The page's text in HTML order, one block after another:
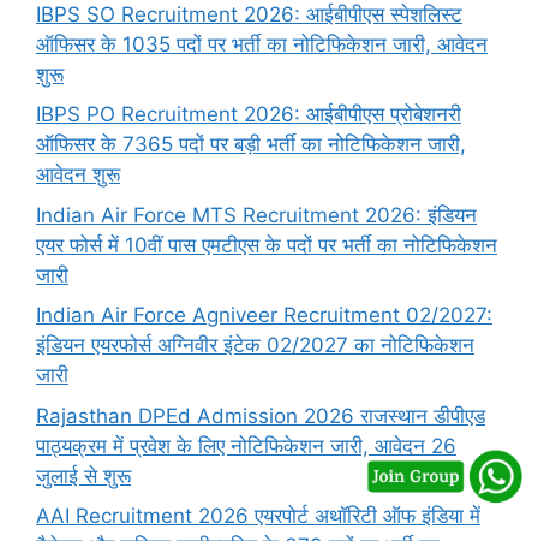
IBPS SO Recruitment 2026: आईबीपीएस स्पेशलिस्ट
ऑफिसर के 1035 पदों पर भर्ती का नोटिफिकेशन जारी, आवेदन
शुरू
IBPS PO Recruitment 2026: आईबीपीएस प्रोबेशनरी
ऑफिसर के 7365 पदों पर बड़ी भर्ती का नोटिफिकेशन जारी,
आवेदन शुरू
Indian Air Force MTS Recruitment 2026: इंडियन
एयर फोर्स में 10वीं पास एमटीएस के पदों पर भर्ती का नोटिफिकेशन
जारी
Indian Air Force Agniveer Recruitment 02/2027:
इंडियन एयरफोर्स अग्निवीर इंटेक 02/2027 का नोटिफिकेशन
जारी
Rajasthan DPEd Admission 2026 राजस्थान डीपीएड
पाठ्यक्रम में प्रवेश के लिए नोटिफिकेशन जारी, आवेदन 26
जुलाई से शुरू
AAI Recruitment 2026 एयरपोर्ट अथॉरिटी ऑफ इंडिया में